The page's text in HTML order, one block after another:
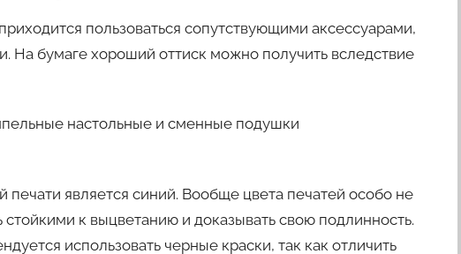
пользоваться сопутствующими аксессуарами,
На бумаге хороший оттиск можно получить вследствие
настольные и сменные подушки
является синий. Вообще цвета печатей особо не
к выцветанию и доказывать свою подлинность.
использовать черные краски, так как отличить